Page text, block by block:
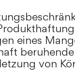
eines
von